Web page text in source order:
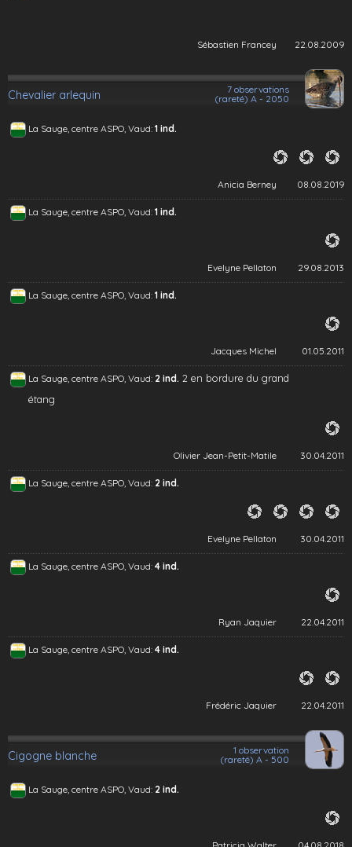
Sébastien Francey 22.08.2009
Chevalier arlequin
7 observations
(rareté) A - 2050
La Sauge, centre ASPO, Vaud: 1 ind.
Anicia Berney 08.08.2019
La Sauge, centre ASPO, Vaud: 1 ind.
Evelyne Pellaton 29.08.2013
La Sauge, centre ASPO, Vaud: 1 ind.
Jacques Michel 01.05.2011
La Sauge, centre ASPO, Vaud: 2 ind. 2 en bordure du grand
étang
Olivier Jean-Petit-Matile 30.04.2011
La Sauge, centre ASPO, Vaud: 2 ind.
Evelyne Pellaton 30.04.2011
La Sauge, centre ASPO, Vaud: 4 ind.
Ryan Jaquier 22.04.2011
La Sauge, centre ASPO, Vaud: 4 ind.
Frédéric Jaquier 22.04.2011
Cigogne blanche
1 observation
(rareté) A - 500
La Sauge, centre ASPO, Vaud: 2 ind.